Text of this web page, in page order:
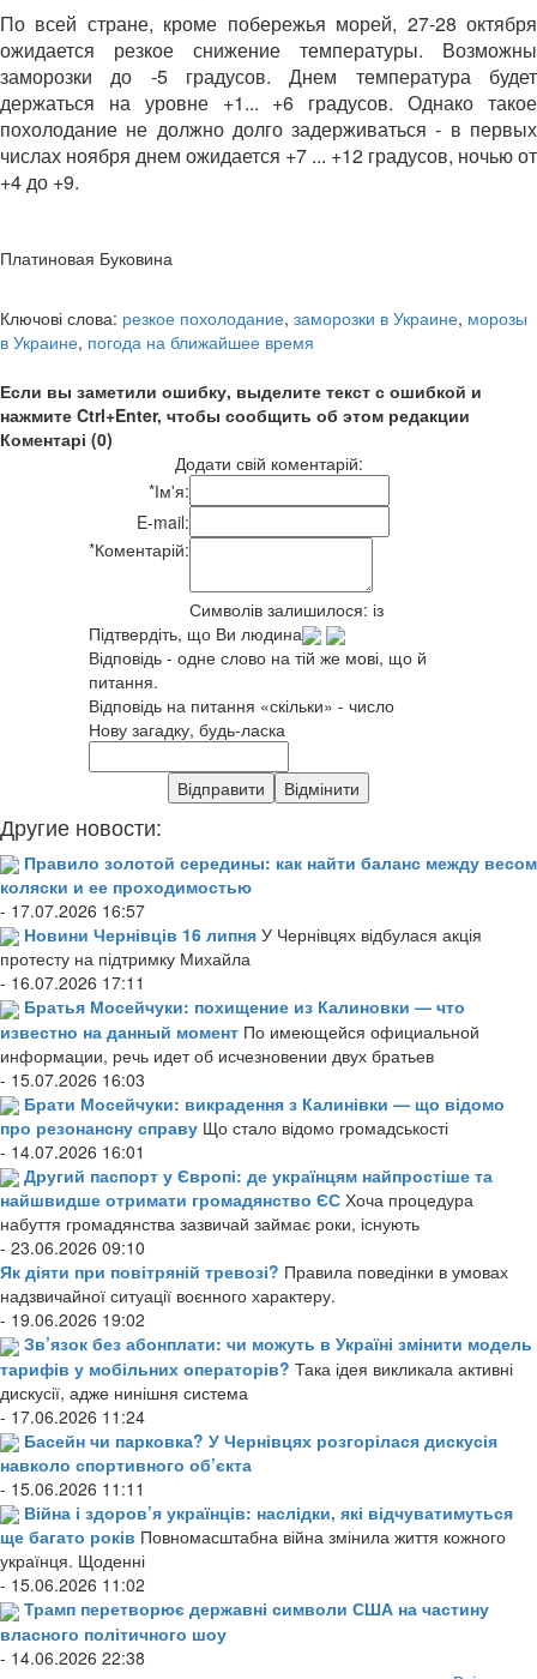
По всей стране, кроме побережья морей, 27-28 октября
ожидается резкое снижение температуры. Возможны
заморозки до -5 градусов. Днем температура будет
держаться на уровне +1... +6 градусов. Однако такое
похолодание не должно долго задерживаться - в первых
числах ноября днем ожидается +7 ... +12 градусов, ночью от
+4 до +9.
Платиновая Буковина
Ключові слова: резкое похолодание, заморозки в Украине, морозы
в Украине, погода на ближайшее время
Если вы заметили ошибку, выделите текст с ошибкой и
нажмите Ctrl+Enter, чтобы сообщить об этом редакции
Коментарі (0)
Додати свій коментарій:
*Ім'я:
E-mail:
*Коментарій:
Символів залишилося: із
Підтвердіть, що Ви людина
Відповідь - одне слово на тій же мові, що й
питання.
Відповідь на питання «скільки» - число
Нову загадку, будь-ласка
Другие новости:
Правило золотой середины: как найти баланс между весом
коляски и ее проходимостью
- 17.07.2026 16:57
Новини Чернівців 16 липня У Чернівцях відбулася акція
протесту на підтримку Михайла
- 16.07.2026 17:11
Братья Мосейчуки: похищение из Калиновки — что
известно на данный момент По имеющейся официальной
информации, речь идет об исчезновении двух братьев
- 15.07.2026 16:03
Брати Мосейчуки: викрадення з Калинівки — що відомо
про резонансну справу Що стало відомо громадськості
- 14.07.2026 16:01
Другий паспорт у Європі: де українцям найпростіше та
найшвидше отримати громадянство ЄС Хоча процедура
набуття громадянства зазвичай займає роки, існують
- 23.06.2026 09:10
Як діяти при повітряній тревозі? Правила поведінки в умовах
надзвичайної ситуації воєнного характеру.
- 19.06.2026 19:02
Зв’язок без абонплати: чи можуть в Україні змінити модель
тарифів у мобільних операторів? Така ідея викликала активні
дискусії, адже нинішня система
- 17.06.2026 11:24
Басейн чи парковка? У Чернівцях розгорілася дискусія
навколо спортивного об’єкта
- 15.06.2026 11:11
Війна і здоров’я українців: наслідки, які відчуватимуться
ще багато років Повномасштабна війна змінила життя кожного
українця. Щоденні
- 15.06.2026 11:02
Трамп перетворює державні символи США на частину
власного політичного шоу
- 14.06.2026 22:38